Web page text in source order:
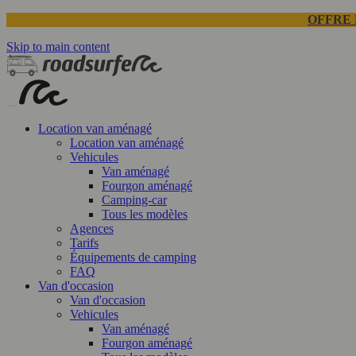
OFFRE
Skip to main content
Location van aménagé
Location van aménagé
Vehicules
Van aménagé
Fourgon aménagé
Camping-car
Tous les modèles
Agences
Tarifs
Équipements de camping
FAQ
Van d'occasion
Van d'occasion
Vehicules
Van aménagé
Fourgon aménagé